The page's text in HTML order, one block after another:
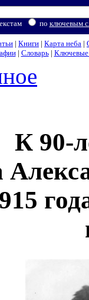
по ключевым
| Книги | Карта неба |
| Словарь| Ключевые
К 90-